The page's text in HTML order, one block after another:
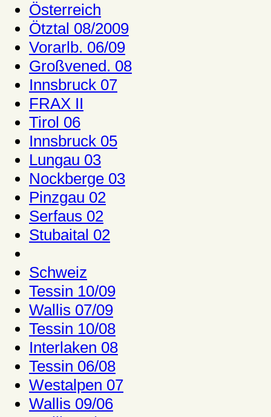
Österreich
Ötztal 08/2009
Vorarlb. 06/09
Großvened. 08
Innsbruck 07
FRAX II
Tirol 06
Innsbruck 05
Lungau 03
Nockberge 03
Pinzgau 02
Serfaus 02
Stubaital 02
Schweiz
Tessin 10/09
Wallis 07/09
Tessin 10/08
Interlaken 08
Tessin 06/08
Westalpen 07
Wallis 09/06